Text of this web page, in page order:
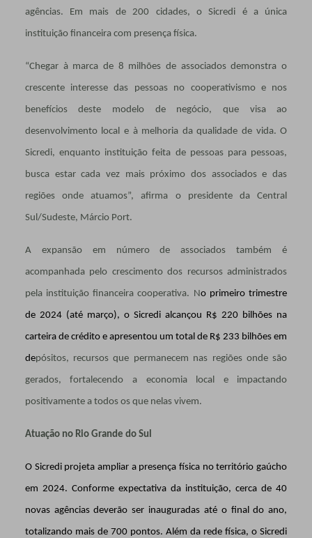
agências. Em mais de 200 cidades, o Sicredi é a única
instituição financeira com presença física.
“Chegar à marca de 8 milhões de associados demonstra o
crescente interesse das pessoas no cooperativismo e nos
benefícios deste modelo de negócio, que visa ao
desenvolvimento local e à melhoria da qualidade de vida. O
Sicredi, enquanto instituição feita de pessoas para pessoas,
busca estar cada vez mais próximo dos associados e das
regiões onde atuamos”, afirma o presidente da Central
Sul/Sudeste, Márcio Port.
A expansão em número de associados também é
acompanhada pelo crescimento dos recursos administrados
pela instituição financeira cooperativa. No primeiro trimestre
de 2024 (até março), o Sicredi alcançou R$ 220 bilhões na
carteira de crédito e apresentou um total de R$ 233 bilhões em
depósitos, recursos que permanecem nas regiões onde são
gerados, fortalecendo a economia local e impactando
positivamente a todos os que nelas vivem.
Atuação no Rio Grande do Sul
O Sicredi projeta ampliar a presença física no território gaúcho
em 2024. Conforme expectativa da instituição, cerca de 40
novas agências deverão ser inauguradas até o final do ano,
totalizando mais de 700 pontos. Além da rede física, o Sicredi